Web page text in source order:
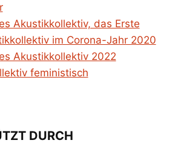
Akustikkollektiv, das Erste
im Corona-Jahr 2020
Akustikkollektiv 2022
feministisch
DURCH